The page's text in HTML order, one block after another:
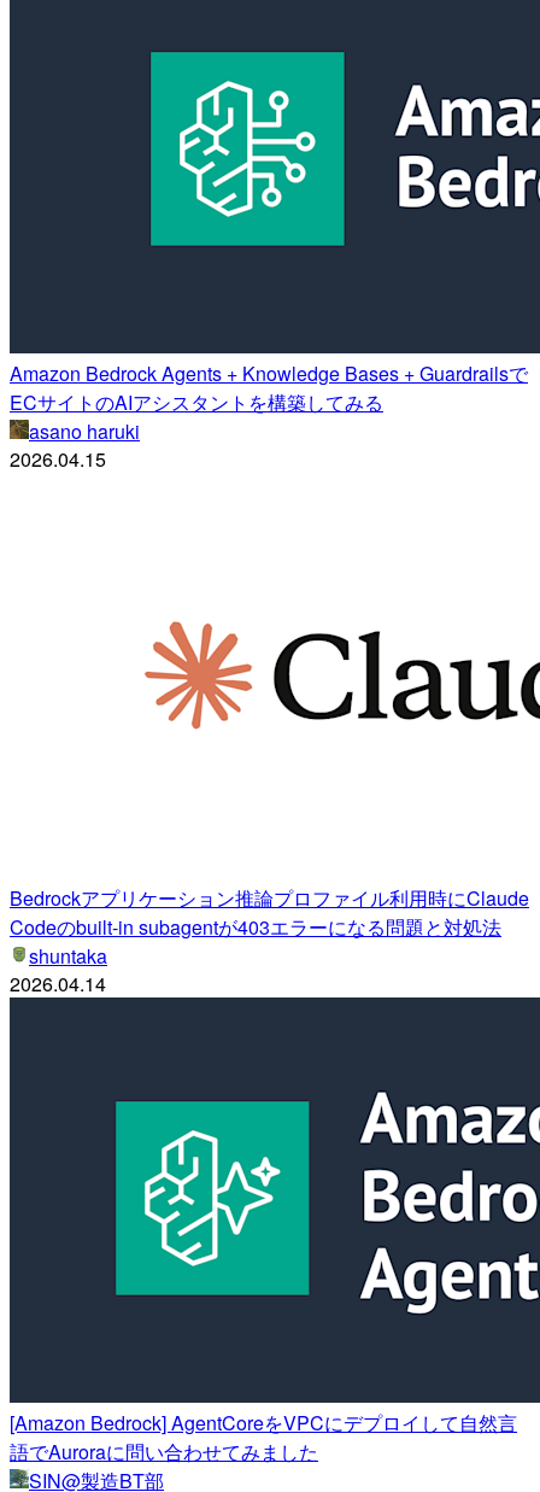
Amazon Bedrock Agents + Knowledge Bases + Guardrailsで
ECサイトのAIアシスタントを構築してみる
asano haruki
2026.04.15
Bedrockアプリケーション推論プロファイル利用時にClaude
Codeのbuilt-in subagentが403エラーになる問題と対処法
shuntaka
2026.04.14
[Amazon Bedrock] AgentCoreをVPCにデプロイして自然言
語でAuroraに問い合わせてみました
SIN@製造BT部